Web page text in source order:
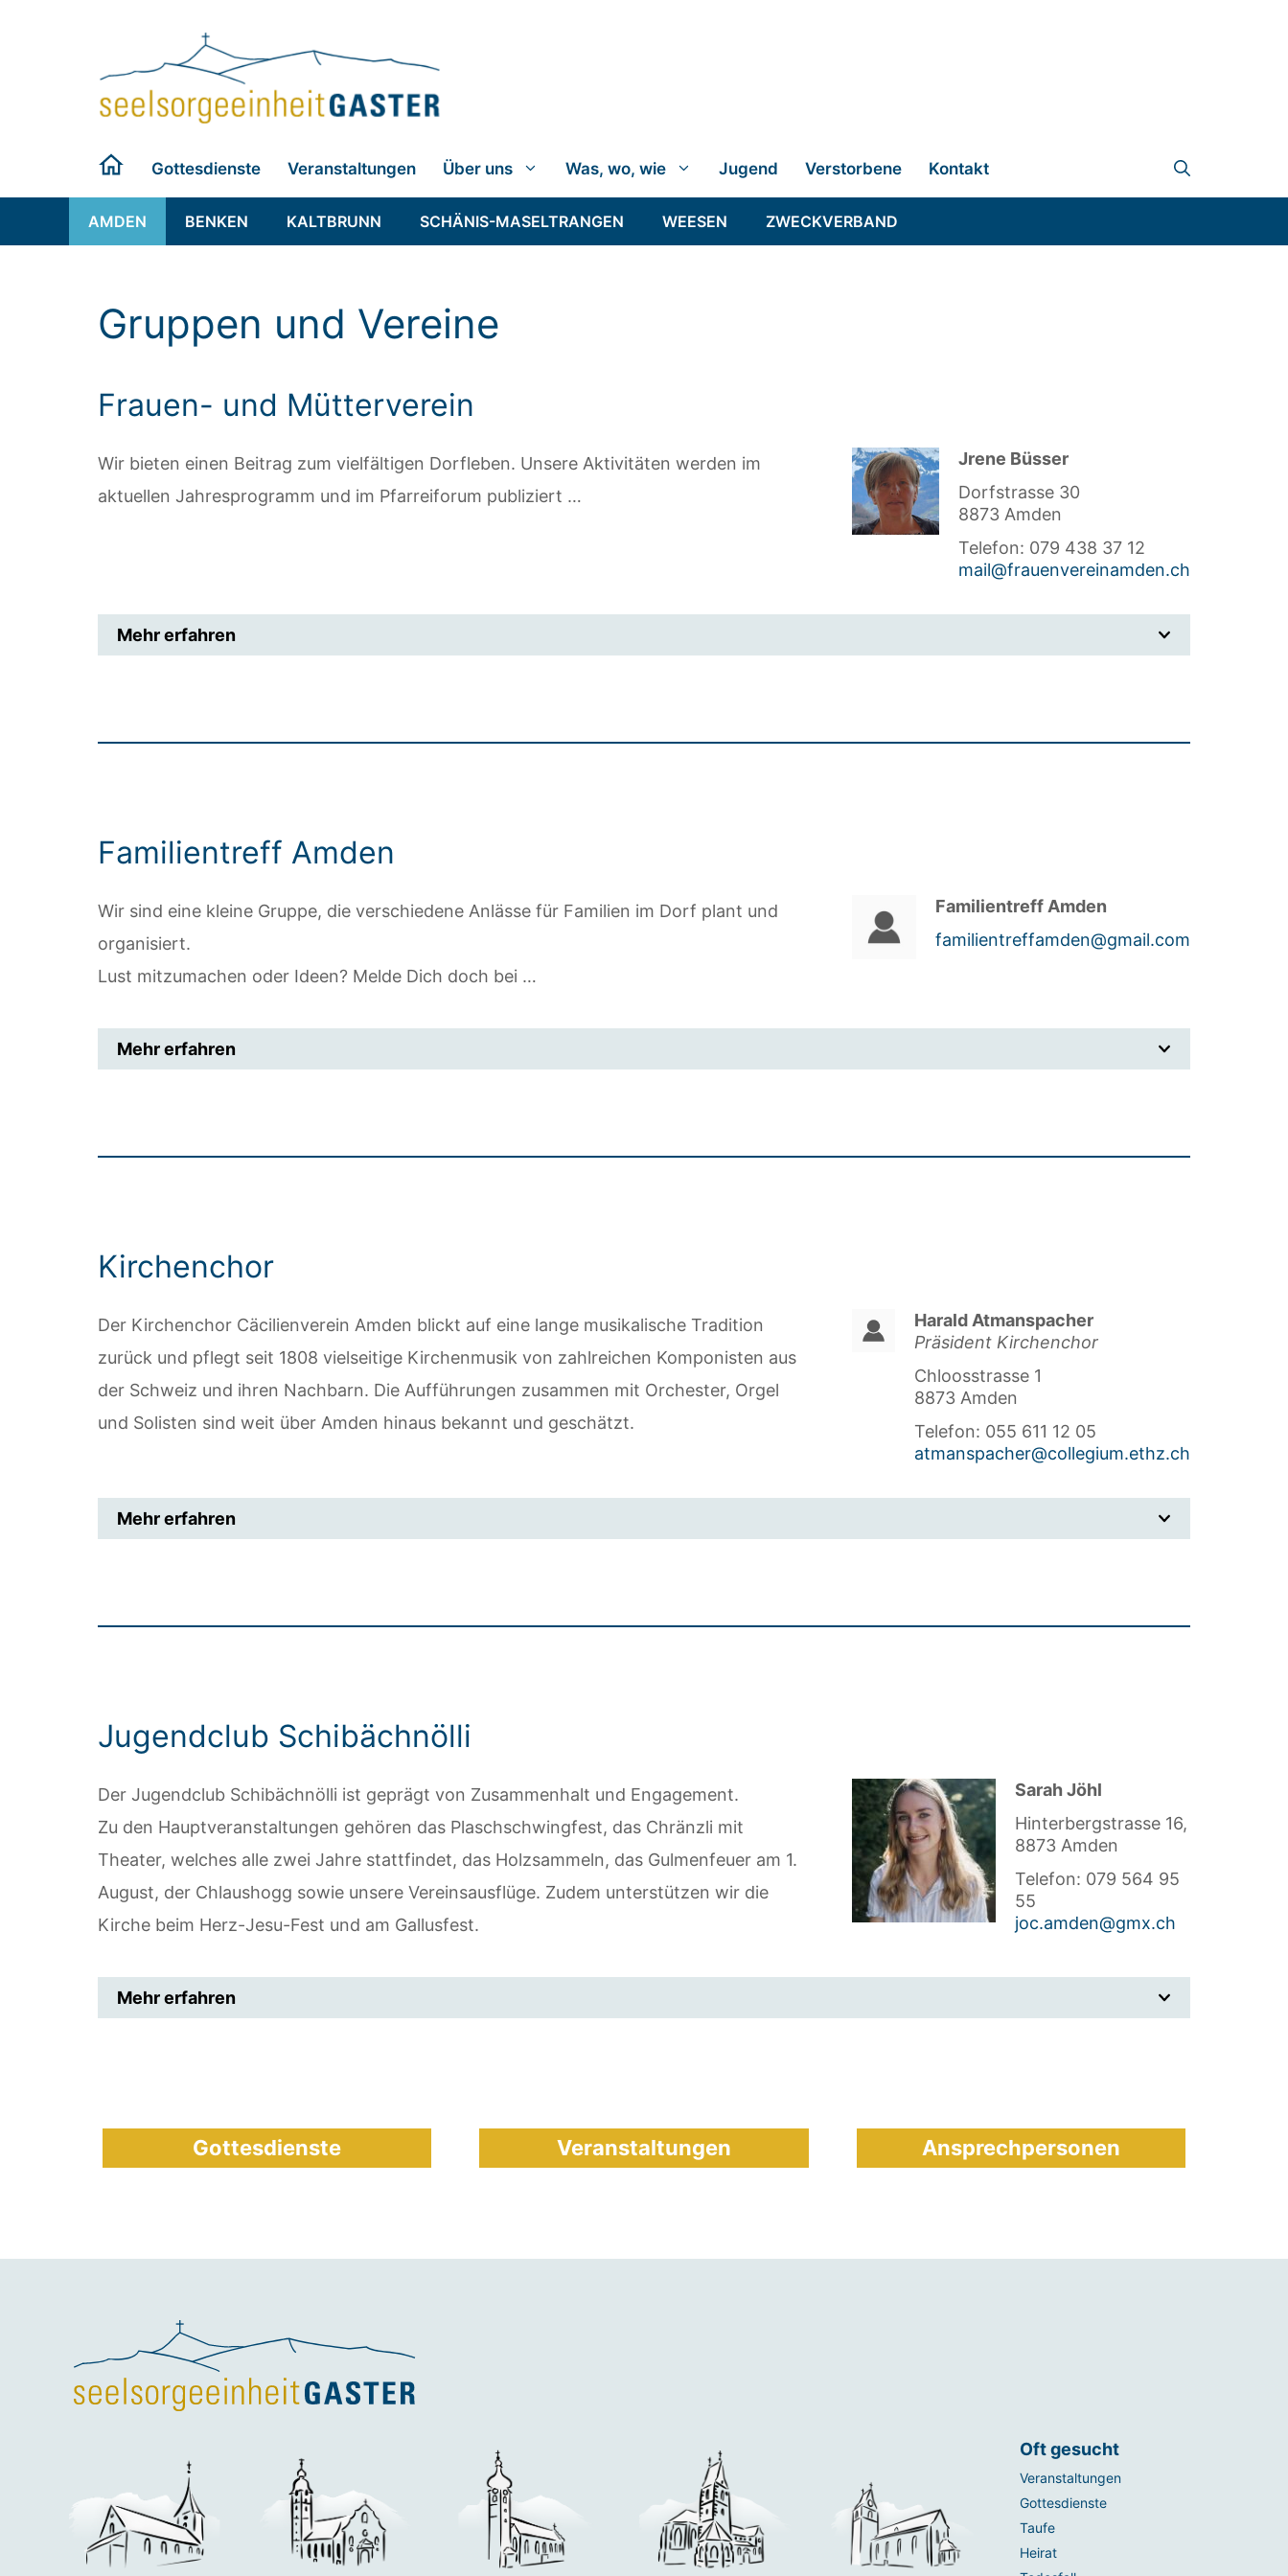
Gottesdienste Veranstaltungen Über uns Was, wo, wie Jugend Verstorbene Kontakt
AMDEN BENKEN KALTBRUNN SCHÄNIS-MASELTRANGEN WEESEN ZWECKVERBAND
Gruppen und Vereine
Frauen- und Mütterverein
Wir bieten einen Beitrag zum vielfältigen Dorfleben. Unsere Aktivitäten werden im
aktuellen Jahresprogramm und im Pfarreiforum publiziert …
Jrene Büsser
Dorfstrasse 30
8873 Amden
Telefon: 079 438 37 12
mail@frauenvereinamden.ch
Mehr erfahren
Familientreff Amden
Wir sind eine kleine Gruppe, die verschiedene Anlässe für Familien im Dorf plant und
organisiert.
Lust mitzumachen oder Ideen? Melde Dich doch bei …
Familientreff Amden
familientreffamden@gmail.com
Mehr erfahren
Kirchenchor
Der Kirchenchor Cäcilienverein Amden blickt auf eine lange musikalische Tradition
zurück und pflegt seit 1808 vielseitige Kirchenmusik von zahlreichen Komponisten aus
der Schweiz und ihren Nachbarn. Die Aufführungen zusammen mit Orchester, Orgel
und Solisten sind weit über Amden hinaus bekannt und geschätzt.
Harald Atmanspacher
Präsident Kirchenchor
Chloosstrasse 1
8873 Amden
Telefon: 055 611 12 05
atmanspacher@collegium.ethz.ch
Mehr erfahren
Jugendclub Schibächnölli
Der Jugendclub Schibächnölli ist geprägt von Zusammenhalt und Engagement.
Zu den Hauptveranstaltungen gehören das Plaschschwingfest, das Chränzli mit
Theater, welches alle zwei Jahre stattfindet, das Holzsammeln, das Gulmenfeuer am 1.
August, der Chlaushogg sowie unsere Vereinsausflüge. Zudem unterstützen wir die
Kirche beim Herz-Jesu-Fest und am Gallusfest.
Sarah Jöhl
Hinterbergstrasse 16,
8873 Amden
Telefon: 079 564 95
55
joc.amden@gmx.ch
Mehr erfahren
Gottesdienste Veranstaltungen Ansprechpersonen
Oft gesucht
Veranstaltungen
Gottesdienste
Taufe
Heirat